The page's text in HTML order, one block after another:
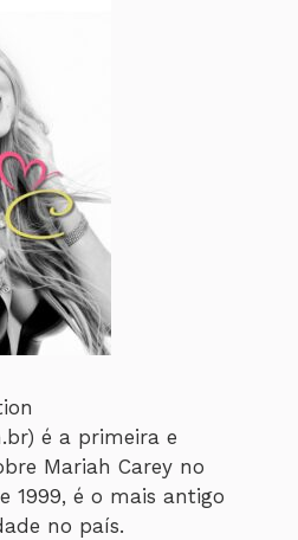
é a primeira e
Mariah Carey no
1999, é o mais antigo
no país.